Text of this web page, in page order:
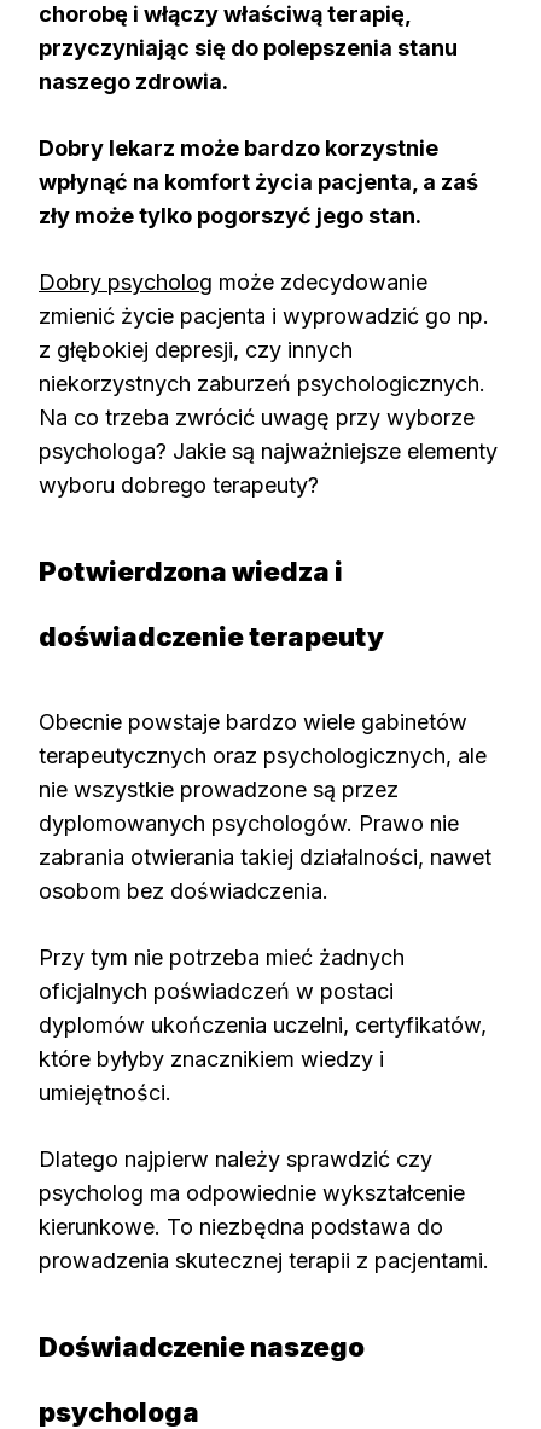
chorobę i włączy właściwą terapię,
przyczyniając się do polepszenia stanu
naszego zdrowia.
Dobry lekarz może bardzo korzystnie
wpłynąć na komfort życia pacjenta, a zaś
zły może tylko pogorszyć jego stan.
Dobry psycholog może zdecydowanie
zmienić życie pacjenta i wyprowadzić go np.
z głębokiej depresji, czy innych
niekorzystnych zaburzeń psychologicznych.
Na co trzeba zwrócić uwagę przy wyborze
psychologa? Jakie są najważniejsze elementy
wyboru dobrego terapeuty?
Potwierdzona wiedza i
doświadczenie terapeuty
Obecnie powstaje bardzo wiele gabinetów
terapeutycznych oraz psychologicznych, ale
nie wszystkie prowadzone są przez
dyplomowanych psychologów. Prawo nie
zabrania otwierania takiej działalności, nawet
osobom bez doświadczenia.
Przy tym nie potrzeba mieć żadnych
oficjalnych poświadczeń w postaci
dyplomów ukończenia uczelni, certyfikatów,
które byłyby znacznikiem wiedzy i
umiejętności.
Dlatego najpierw należy sprawdzić czy
psycholog ma odpowiednie wykształcenie
kierunkowe. To niezbędna podstawa do
prowadzenia skutecznej terapii z pacjentami.
Doświadczenie naszego
psychologa